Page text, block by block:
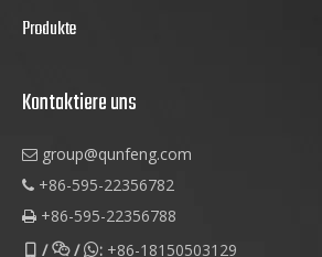
Produkte
Kontaktiere uns
 group@qunfeng.com
 +86-595-22356782
 +86-595-22356788
 //: +86-18150503129